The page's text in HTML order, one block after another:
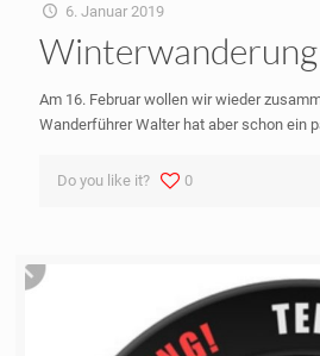
6. Januar 2019
Winterwanderung
Am 16. Februar wollen wir wieder
Wanderführer Walter hat aber schon ein
Do you like it? 0